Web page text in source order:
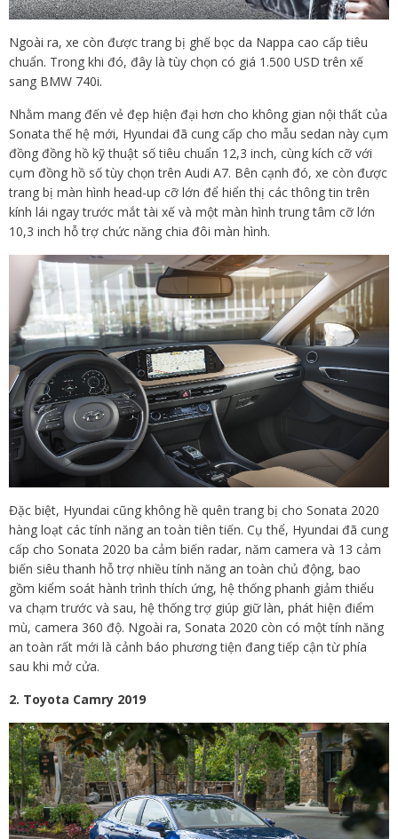
Ngoài ra, xe còn được trang bị ghế bọc da Nappa cao cấp tiêu
chuẩn. Trong khi đó, đây là tùy chọn có giá 1.500 USD trên xế
sang BMW 740i.
Nhằm mang đến vẻ đẹp hiện đại hơn cho không gian nội thất của
Sonata thế hệ mới, Hyundai đã cung cấp cho mẫu sedan này cụm
đồng đồng hồ kỹ thuật số tiêu chuẩn 12,3 inch, cùng kích cỡ với
cụm đồng hồ số tùy chọn trên Audi A7. Bên cạnh đó, xe còn được
trang bị màn hình head-up cỡ lớn để hiển thị các thông tin trên
kính lái ngay trước mắt tài xế và một màn hình trung tâm cỡ lớn
10,3 inch hỗ trợ chức năng chia đôi màn hình.
Đặc biệt, Hyundai cũng không hề quên trang bị cho Sonata 2020
hàng loạt các tính năng an toàn tiên tiến. Cụ thể, Hyundai đã cung
cấp cho Sonata 2020 ba cảm biến radar, năm camera và 13 cảm
biến siêu thanh hỗ trợ nhiều tính năng an toàn chủ động, bao
gồm kiểm soát hành trình thích ứng, hệ thống phanh giảm thiểu
va chạm trước và sau, hệ thống trợ giúp giữ làn, phát hiện điểm
mù, camera 360 độ. Ngoài ra, Sonata 2020 còn có một tính năng
an toàn rất mới là cảnh báo phương tiện đang tiếp cận từ phía
sau khi mở cửa.
2. Toyota Camry 2019